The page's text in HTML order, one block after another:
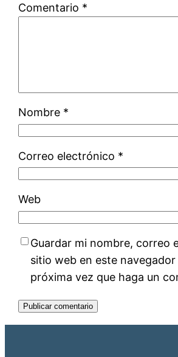
Comentario *
Nombre *
Correo electrónico *
Web
Guardar mi nombre, correo
sitio web en este navegador
próxima vez que haga un